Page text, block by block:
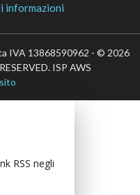
informazioni
IVA 13868590962 - © 2026
ISP AWS
RSS negli